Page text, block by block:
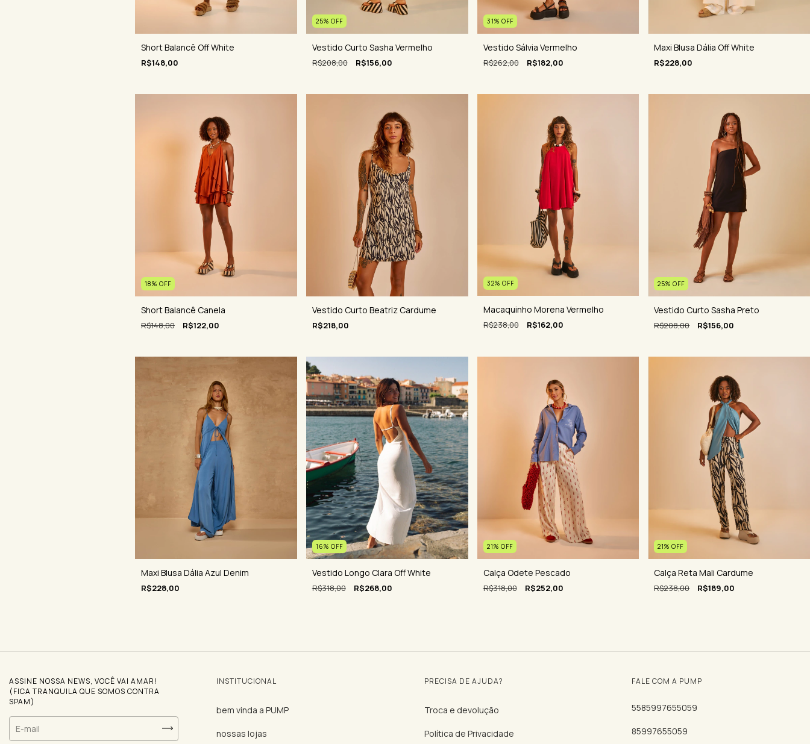
Short Balancê Off White
R$148,00
25% OFF
Vestido Curto Sasha Vermelho
R$208,00 R$156,00
31% OFF
Vestido Sálvia Vermelho
R$262,00 R$182,00
Maxi Blusa Dália Off White
R$228,00
18% OFF
Short Balancê Canela
R$148,00 R$122,00
Vestido Curto Beatriz Cardume
R$218,00
32% OFF
Macaquinho Morena Vermelho
R$238,00 R$162,00
25%OFF
Vestido Curto Sasha Preto
R$208,00 R$156,00
Maxi Blusa Dália Azul Denim
R$228,00
16% OFF
Vestido Longo Clara Off White
R$318,00 R$268,00
21% OFF
Calça Odete Pescado
R$318,00 R$252,00
21%OFF
Calça Reta Mali Cardume
R$238,00 R$189,00
ASSINE NOSSA NEWS, VOCÊ VAI AMAR!
(FICA TRANQUILA QUE SOMOS CONTRA
SPAM)
INSTITUCIONAL
bem vinda a PUMP
nossas lojas
PRECISA DE AJUDA?
Troca e devolução
Política de Privacidade
FALE COM A PUMP
5585997655059
85997655059